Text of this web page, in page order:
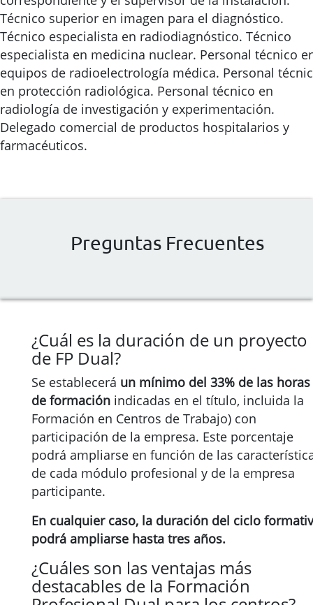
Técnico superior en imagen para el diagnóstico.
Técnico especialista en radiodiagnóstico. Técnico
especialista en medicina nuclear. Personal técnico
equipos de radioelectrología médica. Personal
en protección radiológica. Personal técnico en
radiología de investigación y experimentación.
Delegado comercial de productos hospitalarios y
farmacéuticos.
Preguntas Frecuentes
¿Cuál es la duración de un proyecto
de FP Dual?
Se establecerá un mínimo del 33% de las horas
de formación indicadas en el título, incluida la
Formación en Centros de Trabajo) con
participación de la empresa. Este porcentaje
podrá ampliarse en función de las
de cada módulo profesional y de la empresa
participante.
En cualquier caso, la duración del ciclo
podrá ampliarse hasta tres años.
¿Cuáles son las ventajas más
destacables de la Formación